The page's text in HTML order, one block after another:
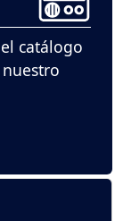
catálogo